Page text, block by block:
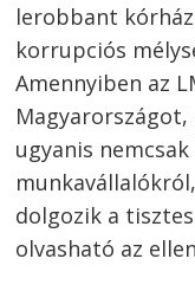
lerobbant
korrupciós
Amennyiben az
Magyarországot,
ugyanis
dolgozik a
olvasható az